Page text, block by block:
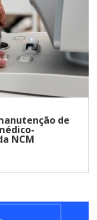
de
NCM